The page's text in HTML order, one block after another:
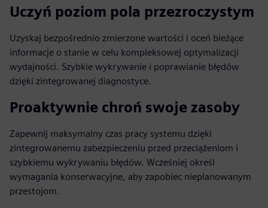
Uczyń poziom pola przezroczystym
Uzyskaj bezpośrednio zmierzone wartości i oceń bieżące
informacje o stanie w celu kompleksowej optymalizacji
wydajności. Szybkie wykrywanie i poprawianie błędów
dzięki zintegrowanej diagnostyce.
Proaktywnie chroń swoje zasoby
Zapewnij maksymalny czas pracy systemu dzięki
zintegrowanemu zabezpieczeniu przed przeciążeniom i
szybkiemu wykrywaniu błędów. Wcześniej określ
wymagania konserwacyjne, aby zapobiec nieplanowanym
przestojom.